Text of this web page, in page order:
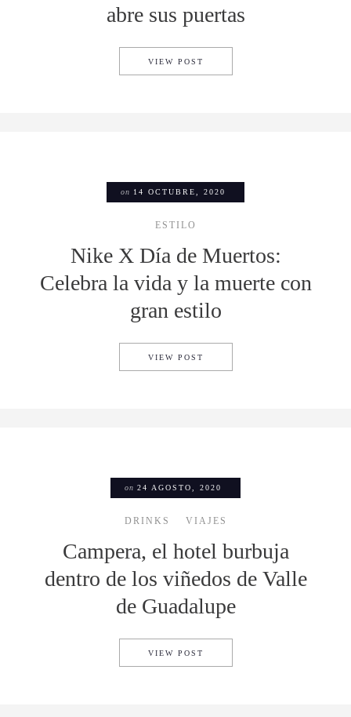
abre sus puertas
VIEW POST
on 14 OCTUBRE, 2020
ESTILO
Nike X Día de Muertos:
Celebra la vida y la muerte con
gran estilo
VIEW POST
on 24 AGOSTO, 2020
DRINKS VIAJES
Campera, el hotel burbuja
dentro de los viñedos de Valle
de Guadalupe
VIEW POST